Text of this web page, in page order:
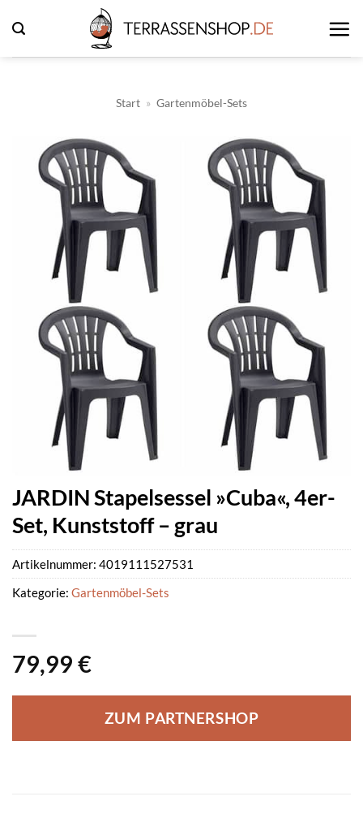
Inhalt
springen
Start » Gartenmöbel-Sets
JARDIN Stapelsessel »Cuba«, 4er-
Set, Kunststoff – grau
79,99 €
ZUM PARTNERSHOP
Artikelnummer: 4019111527531
Kategorie: Gartenmöbel-Sets